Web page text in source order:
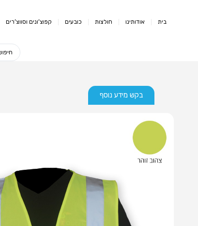
בית אודותינו חולצות כובעים קפוצ’ונים וסווצ’רים
בקש מידע נוסף